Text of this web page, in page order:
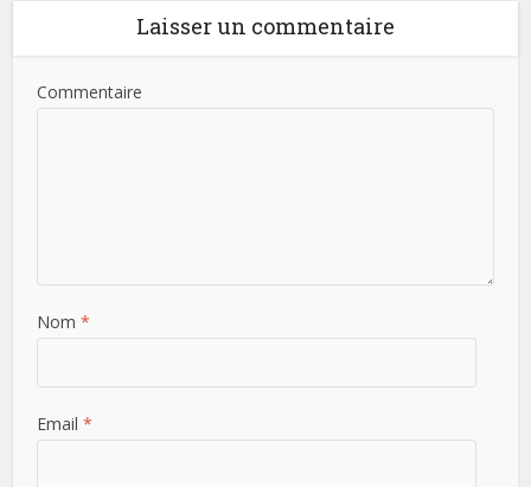
Laisser un commentaire
Commentaire
Nom *
Email *